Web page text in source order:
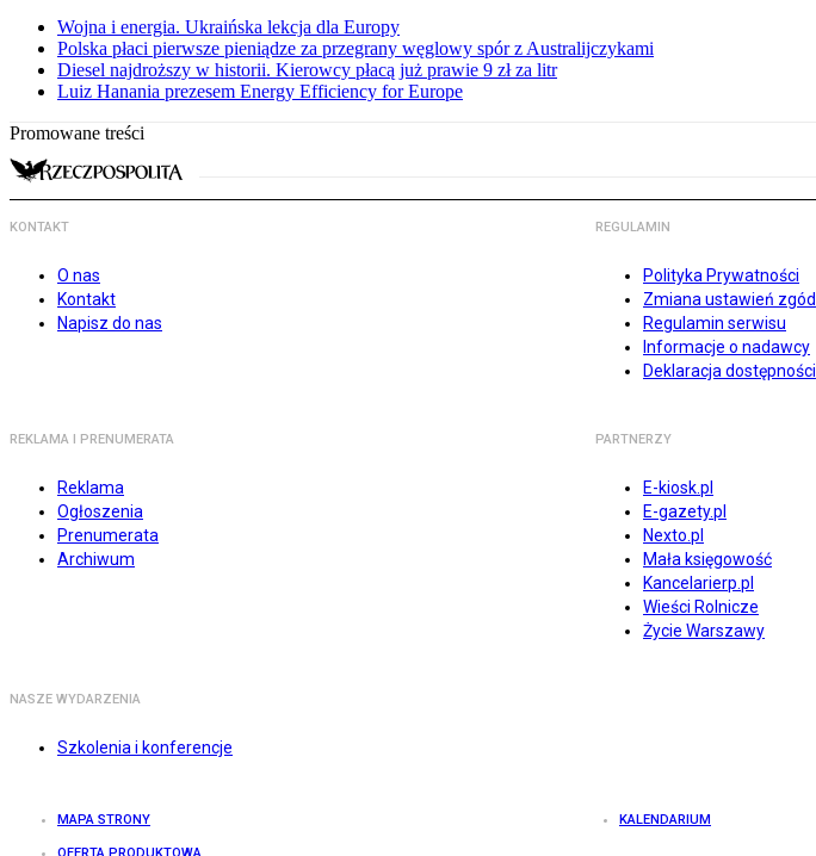
Wojna i energia. Ukraińska lekcja dla Europy
Polska płaci pierwsze pieniądze za przegrany węglowy spór z Australijczykami
Diesel najdroższy w historii. Kierowcy płacą już prawie 9 zł za litr
Luiz Hanania prezesem Energy Efficiency for Europe
Promowane treści
KONTAKT
O nas
Kontakt
Napisz do nas
REGULAMIN
Polityka Prywatności
Zmiana ustawień zgód
Regulamin serwisu
Informacje o nadawcy
Deklaracja dostępności
REKLAMA I PRENUMERATA
Reklama
Ogłoszenia
Prenumerata
Archiwum
PARTNERZY
E-kiosk.pl
E-gazety.pl
Nexto.pl
Mała księgowość
Kancelarierp.pl
Wieści Rolnicze
Życie Warszawy
NASZE WYDARZENIA
Szkolenia i konferencje
MAPA STRONY KALENDARIUM